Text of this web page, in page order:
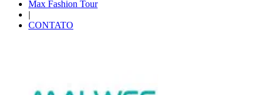
Max Fashion Tour
|
CONTATO